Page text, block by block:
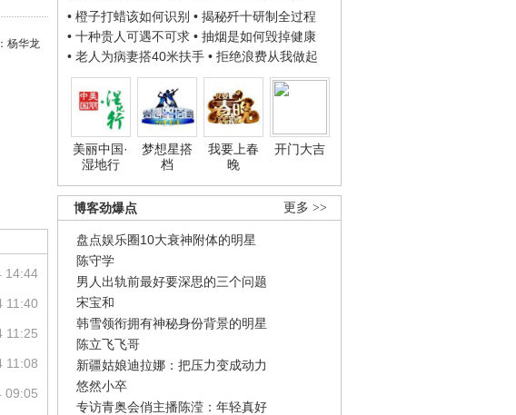
• 橙子打蜡该如何识别 • 揭秘歼十研制全过程
• 十种贵人可遇不可求 • 抽烟是如何毁掉健康
• 老人为病妻搭40米扶手 • 拒绝浪费从我做起
美丽中国·
湿地行
梦想星搭
档
我要上春
晚
开门大吉
更多 >>
博客劲爆点
盘点娱乐圈10大衰神附体的明星
陈守学
男人出轨前最好要深思的三个问题
宋宝和
韩雪领衔拥有神秘身份背景的明星
陈立飞飞哥
新疆姑娘迪拉娜：把压力变成动力
悠然小卒
专访青奥会俏主播陈滢：年轻真好
杨华龙
14:44
11:40
11:25
11:08
09:05